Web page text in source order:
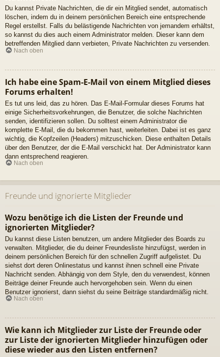
Du kannst Private Nachrichten, die dir ein Mitglied sendet, automatisch
löschen, indem du in deinem persönlichen Bereich eine entsprechende
Regel erstellst. Falls du belästigende Nachrichten von jemandem erhältst,
so kannst du dies auch einem Administrator melden. Dieser kann dem
betreffenden Mitglied dann verbieten, Private Nachrichten zu versenden.
Nach oben
Ich habe eine Spam-E-Mail von einem Mitglied dieses
Forums erhalten!
Es tut uns leid, das zu hören. Das E-Mail-Formular dieses Forums hat
einige Sicherheitsvorkehrungen, die Benutzer, die solche Nachrichten
senden, identifizieren sollen. Du solltest einem Administrator die
komplette E-Mail, die du bekommen hast, weiterleiten. Dabei ist es ganz
wichtig, die Kopfzeilen (Headers) mitzuschicken. Diese enthalten Details
über den Benutzer, der die E-Mail verschickt hat. Der Administrator kann
dann entsprechend reagieren.
Nach oben
Freunde und ignorierte Mitglieder
Wozu benötige ich die Listen der Freunde und
ignorierten Mitglieder?
Du kannst diese Listen benutzen, um andere Mitglieder des Boards zu
verwalten. Mitglieder, die du deiner Freundesliste hinzufügst, werden in
deinem persönlichen Bereich für den schnellen Zugriff aufgelistet. Du
siehst dort deren Onlinestatus und kannst ihnen schnell eine Private
Nachricht senden. Abhängig von dem Style, den du verwendest, können
Beiträge deiner Freunde auch hervorgehoben sein. Wenn du einen
Benutzer ignorierst, dann siehst du seine Beiträge standardmäßig nicht.
Nach oben
Wie kann ich Mitglieder zur Liste der Freunde oder
zur Liste der ignorierten Mitglieder hinzufügen oder
diese wieder aus den Listen entfernen?